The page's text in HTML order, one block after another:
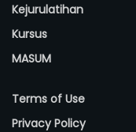
Kejurulatihan
Kursus
MASUM
Terms of Use
Privacy Policy